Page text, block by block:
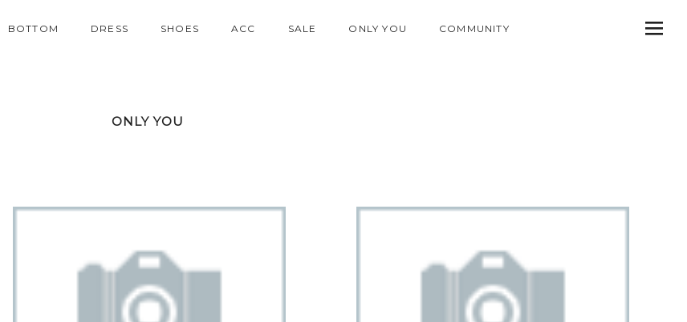
BOTTOM DRESS SHOES ACC SALE ONLY YOU COMMUNITY
ONLY YOU